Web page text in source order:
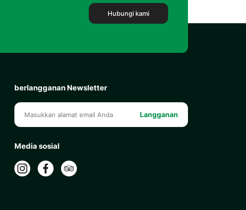
Hubungi kami
berlangganan Newsletter
Langganan
Media sosial